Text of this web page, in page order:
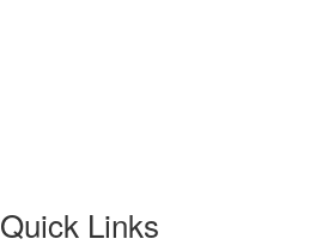
Quick Links